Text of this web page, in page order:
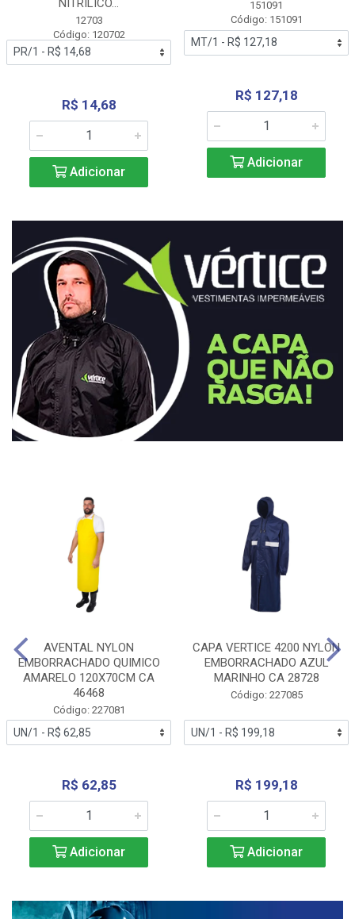
NITRÍLICO...
12703
Código: 120702
R$ 14,68
Adicionar
151091
Código: 151091
R$ 127,18
Adicionar
AVENTAL NYLON
EMBORRACHADO QUIMICO
AMARELO 120X70CM CA
46468
Código: 227081
R$ 62,85
Adicionar
CAPA VERTICE 4200 NYLON
EMBORRACHADO AZUL
MARINHO CA 28728
Código: 227085
R$ 199,18
Adicionar